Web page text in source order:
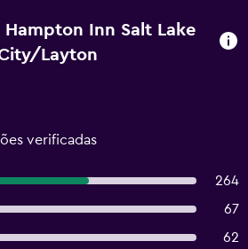
Hampton Inn Salt Lake
Layton
verificadas
264
67
62